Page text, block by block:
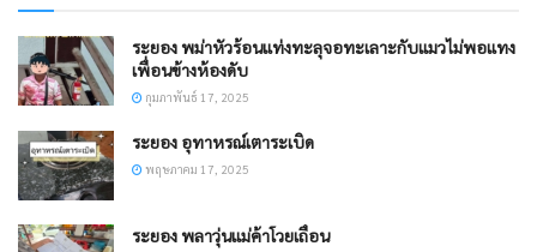
ระยอง พม่าหัวร้อนแท่งทะลุจอทะเลาะกับแมวไม่พอแทง
เพื่อนข้างห้องดับ
กุมภาพันธ์ 17, 2025
ระยอง อุทาหรณ์เตาระเบิด
พฤษภาคม 17, 2025
ระยอง พลาวุ่นแม่ค้าโวยเถื่อน